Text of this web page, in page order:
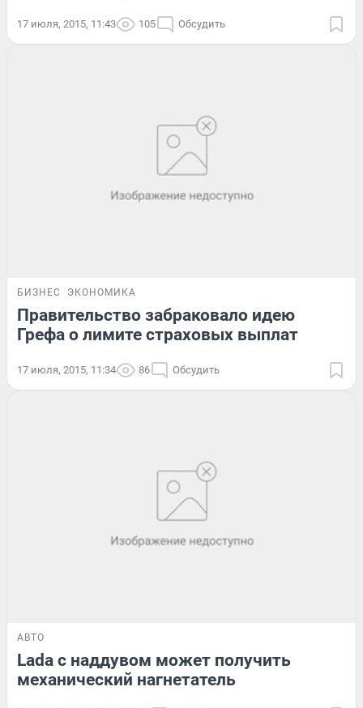
17 июля, 2015, 11:43 105 Обсудить
БИЗНЕС ЭКОНОМИКА
Правительство забраковало идею
Грефа о лимите страховых выплат
17 июля, 2015, 11:34 86 Обсудить
АВТО
Lada с наддувом может получить
механический нагнетатель